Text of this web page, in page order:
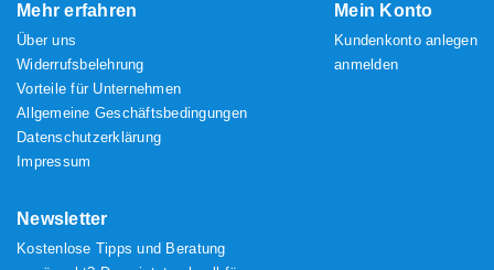
Mehr erfahren
Über uns
Widerrufsbelehrung
Vorteile für Unternehmen
Allgemeine Geschäftsbedingungen
Datenschutzerklärung
Impressum
Mein Konto
Kundenkonto anlegen
anmelden
Newsletter
Kostenlose Tipps und Beratung